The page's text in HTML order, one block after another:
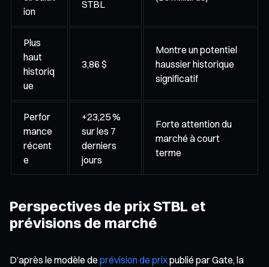
ion
STBL
Plus
haut
historiq
ue
3,86 $
Montre un potentiel
haussier historique
significatif
Perfor
mance
récent
e
+23,25 %
sur les 7
derniers
jours
Forte attention du
marché à court
terme
Perspectives de prix STBL et
prévisions de marché
D’après le modèle de prévision de prixpublié par Gate, la